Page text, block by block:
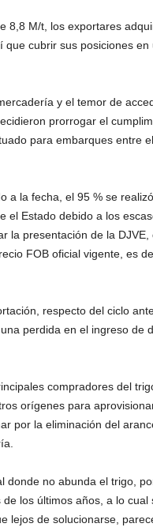
8,8 M/t, los exportares
cubrir sus posiciones
y el temor de
prorrogar el
para embarques entre
a la fecha, el 95 % se
el Estado debido a los
la presentación de la
FOB oficial vigente, es
respecto del ciclo
perdida en el ingreso de
compradores del
orígenes para
por la eliminación del
donde no abunda el trigo,
los últimos años, a lo
lejos de solucionarse,